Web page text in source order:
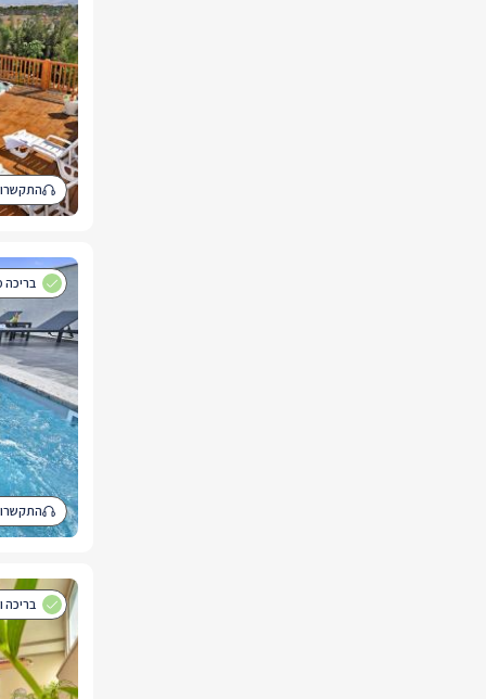
התקשרו
התקשרו
בריכה
בריכה